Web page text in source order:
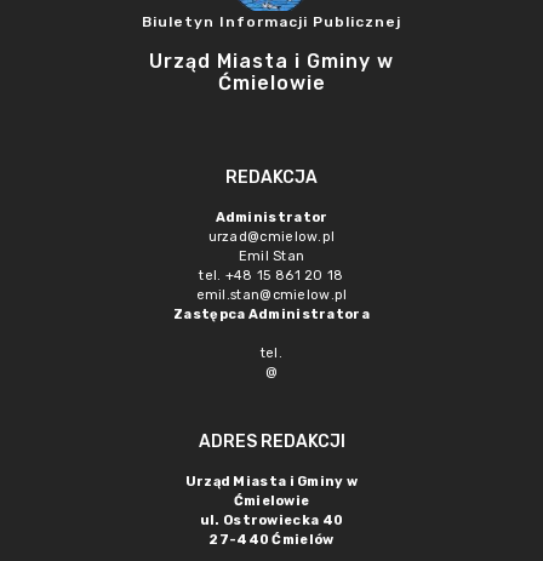
Biuletyn Informacji Publicznej
Urząd Miasta i Gminy w
Ćmielowie
REDAKCJA
Administrator
urzad@cmielow.pl
Emil Stan
tel. +48 15 861 20 18
emil.stan@cmielow.pl
Zastępca Administratora
tel.
@
ADRES REDAKCJI
Urząd Miasta i Gminy w
Ćmielowie
ul. Ostrowiecka 40
27-440 Ćmielów